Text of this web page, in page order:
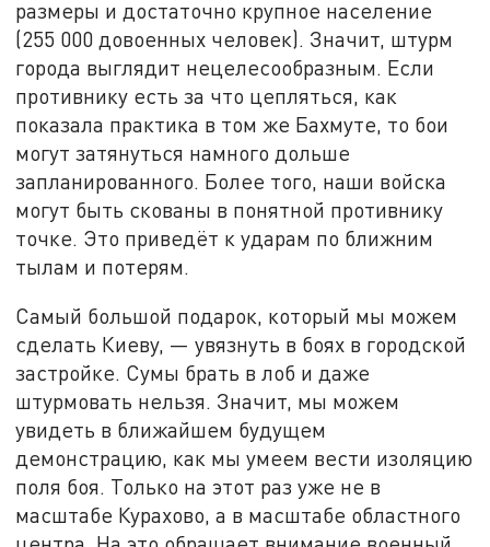
размеры и достаточно крупное население
(255 000 довоенных человек). Значит, штурм
города выглядит нецелесообразным. Если
противнику есть за что цепляться, как
показала практика в том же Бахмуте, то бои
могут затянуться намного дольше
запланированного. Более того, наши войска
могут быть скованы в понятной противнику
точке. Это приведёт к ударам по ближним
тылам и потерям.
Самый большой подарок, который мы можем
сделать Киеву, — увязнуть в боях в городской
застройке. Сумы брать в лоб и даже
штурмовать нельзя. Значит, мы можем
увидеть в ближайшем будущем
демонстрацию, как мы умеем вести изоляцию
поля боя. Только на этот раз уже не в
масштабе Курахово, а в масштабе областного